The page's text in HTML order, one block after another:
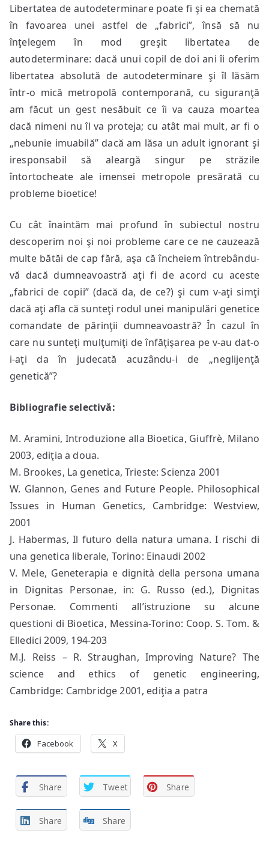
Libertatea de autodeterminare poate fi şi ea chemată
în favoarea unei astfel de „fabrici”, însă să nu
înţelegem în mod greşit libertatea de
autodeterminare: dacă unui copil de doi ani îi oferim
libertatea absolută de autodeterminare şi îl lăsăm
într-o mică metropolă contemporană, cu siguranţă
am făcut un gest nesăbuit ce îi va cauza moartea
dacă nimeni nu îl va proteja; cu atât mai mult, ar fi o
„nebunie imuabilă” dacă am lăsa un adult ignorant şi
iresponsabil să aleargă singur pe străzile
întortocheate ale imensei metropole presărată cu
probleme bioetice!
Cu cât înaintăm mai profund în subiectul nostru
descoperim noi şi noi probleme care ce ne cauzează
multe bătăi de cap fără, aşa că încheiem întrebându-
vă dacă dumneavoastră aţi fi de acord cu aceste
„fabrici de copii” (dacă da, de ce?) şi cum v-aţi simţi
dacă aţi afla că sunteţi rodul unei manipulări genetice
comandate de părinţii dumneavoastră? În cazul în
care nu sunteţi mulţumiţi de înfăţişarea pe v-au dat-o
i-aţi da în judecată acuzându-i de „neglijenţă
genetică”?
Bibliografie selectivă:
M. Aramini, Introduzione alla Bioetica, Giuffrè, Milano
2003, ediţia a doua.
M. Brookes, La genetica, Trieste: Scienza 2001
W. Glannon, Genes and Future People. Philosophical
Issues in Human Genetics, Cambridge: Westview,
2001
J. Habermas, Il futuro della natura umana. I rischi di
una genetica liberale, Torino: Einaudi 2002
V. Mele, Geneterapia e dignità della persona umana
in Dignitas Personae, in: G. Russo (ed.), Dignitas
Personae. Commenti all’istruzione su alcune
questioni di Bioetica, Messina-Torino: Coop. S. Tom. &
Elledici 2009, 194-203
M.J. Reiss – R. Straughan, Improving Nature? The
science and ethics of genetic engineering,
Cambridge: Cambridge 2001, ediţia a patra
Share this:
Facebook X
Share Tweet Share
Share Share